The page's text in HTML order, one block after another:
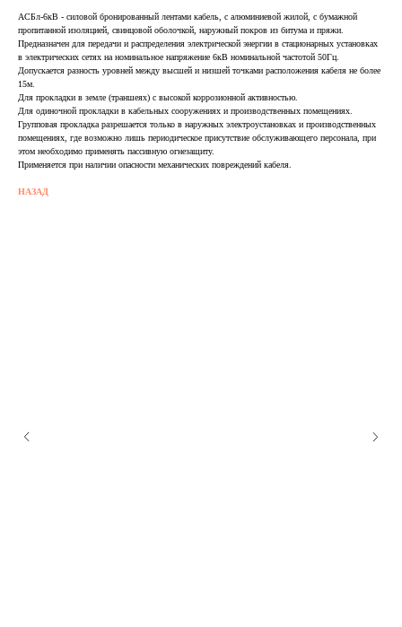
АСБл-6кВ - силовой бронированный лентами кабель, с алюминиевой жилой, с бумажной
пропитанной изоляцией, свинцовой оболочкой, наружный покров из битума и пряжи.
Предназначен для передачи и распределения электрической энергии в стационарных установках
в электрических сетях на номинальное напряжение 6кВ номинальной частотой 50Гц.
Допускается разность уровней между высшей и низшей точками расположения кабеля не более
15м.
Для прокладки в земле (траншеях) с высокой коррозионной активностью.
Для одиночной прокладки в кабельных сооружениях и производственных помещениях.
Групповая прокладка разрешается только в наружных электроустановках и производственных
помещениях, где возможно лишь периодическое присутствие обслуживающего персонала, при
этом необходимо применять пассивную огнезащиту.
Применяется при наличии опасности механических повреждений кабеля.
НАЗАД